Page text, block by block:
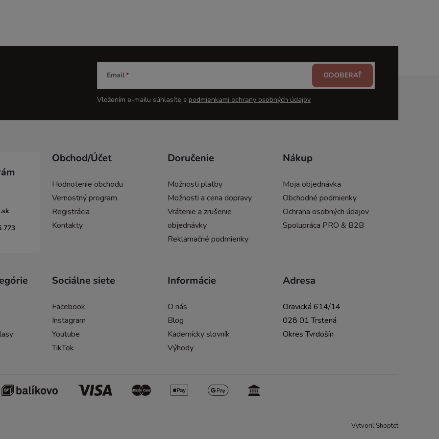
Email
Vložením e-mailu súhlasíte s podmienkami ochrany osobných údajov
ODOBERAŤ
773
Obchod/Účet
Hodnotenie obchodu
Vernostný program
Registrácia
Kontakty
Doručenie
Možnosti platby
Možnosti a cena dopravy
Vrátenie a zrušenie
objednávky
Reklamačné podmienky
Nákup
Moja objednávka
Obchodné podmienky
Ochrana osobných údajov
Spolupráca PRO & B2B
Sociálne siete
Facebook
Instagram
Youtube
TikTok
Informácie
O nás
Blog
Kadernícky slovník
Výhody
Adresa
Oravická 614/14
028 01 Trstená
Okres Tvrdošín
Vytvoril Shoptet